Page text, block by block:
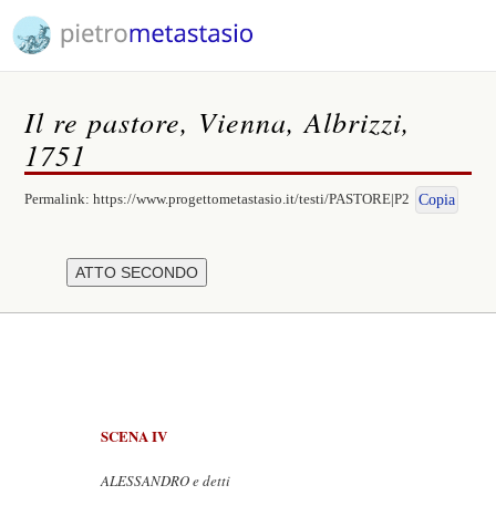
Il re pastore, Vienna, Albrizzi,
1751
Permalink:https://www.progettometastasio.it/testi/PASTORE|P2 Copia
SCENA IV
ALESSANDRO e detti